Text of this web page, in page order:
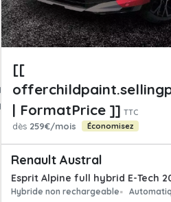
]]
| FormatNumber ]] kms
[[
| FormatPrice ]] TTC
dès 259€/mois Économisez
Renault Austral
Esprit Alpine full hybrid E-Tech
Hybride non rechargeable